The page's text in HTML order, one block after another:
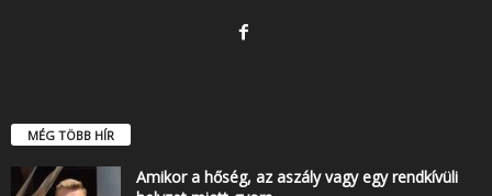
MÉG TÖBB HÍR
Amikor a hőség, az aszály vagy egy rendkívüli